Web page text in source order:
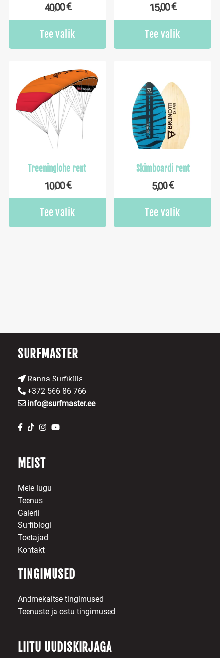
40,00€
Tee valik
15,00€
Tee valik
Treeninglohe rent
10,00€
Tee valik
Skimboardi rent
5,00€
Tee valik
SURFMASTER
Ranna Surfiküla
+372 566 86 766
info@surfmaster.ee
MEIST
Meie lugu
Teenus
Galerii
Surfiblogi
Toetajad
Kontakt
TINGIMUSED
Andmekaitse tingimused
Teenuste ja ostu tingimused
LIITU UUDISKIRJAGA